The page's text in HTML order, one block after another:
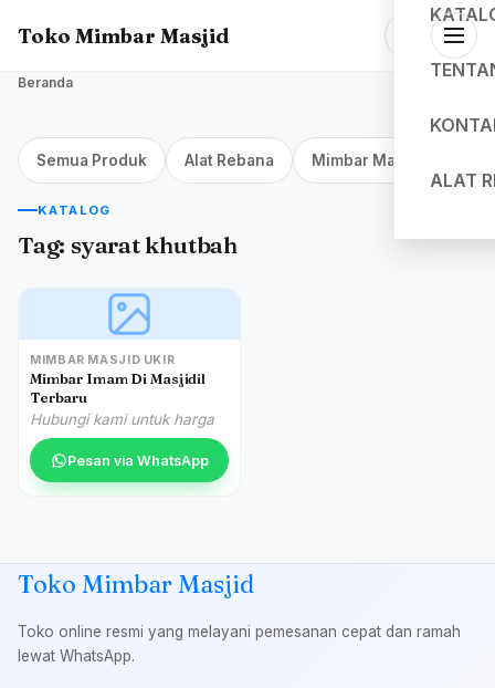
Toko Mimbar Masjid
ALAT
Beranda
Semua Produk Alat Rebana Mimbar Masjid Jakarta
KATALOG
Tag: syarat khutbah
MIMBAR MASJID UKIR
Mimbar Imam Di Masjidil
Terbaru
Hubungi kami untuk harga
Pesan via WhatsApp
Toko Mimbar Masjid
Toko online resmi yang melayani pemesanan cepat dan ramah
lewat WhatsApp.